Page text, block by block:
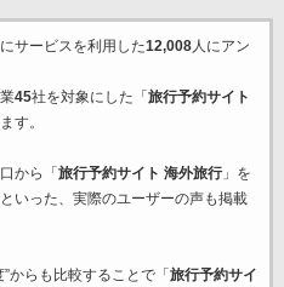
サービスを利用した12,008人にアン
45社を対象にした「 旅行予約サイト
す。
から「 旅行予約サイト 海外旅行」を
いった、実際のユーザーの声も掲載
からも比較することで「 旅行予約サイ